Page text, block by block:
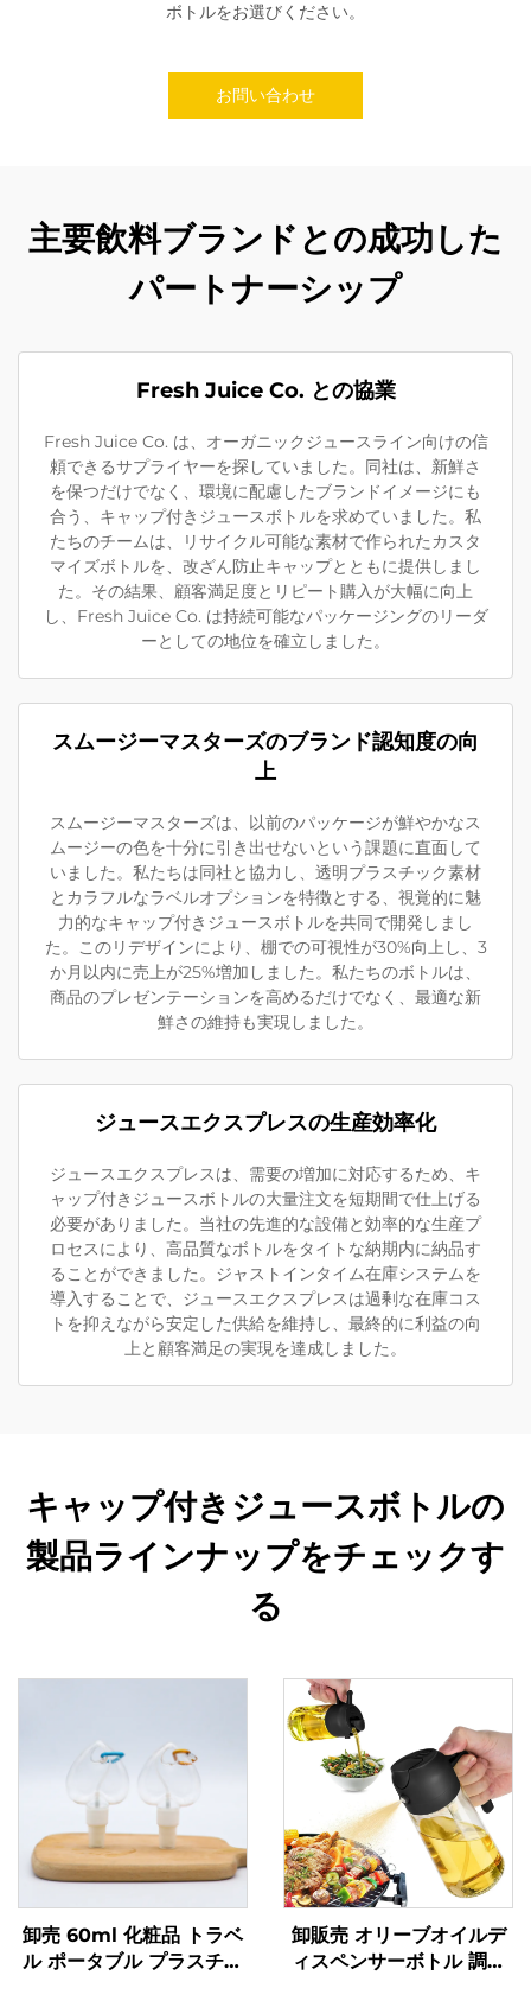
ボトルをお選びください。
お問い合わせ
主要飲料ブランドとの成功した
パートナーシップ
Fresh Juice Co. との協業
Fresh Juice Co. は、オーガニックジュースライン向けの信
頼できるサプライヤーを探していました。同社は、新鮮さ
を保つだけでなく、環境に配慮したブランドイメージにも
合う、キャップ付きジュースボトルを求めていました。私
たちのチームは、リサイクル可能な素材で作られたカスタ
マイズボトルを、改ざん防止キャップとともに提供しまし
た。その結果、顧客満足度とリピート購入が大幅に向上
し、Fresh Juice Co. は持続可能なパッケージングのリーダ
ーとしての地位を確立しました。
スムージーマスターズのブランド認知度の向
上
スムージーマスターズは、以前のパッケージが鮮やかなス
ムージーの色を十分に引き出せないという課題に直面して
いました。私たちは同社と協力し、透明プラスチック素材
とカラフルなラベルオプションを特徴とする、視覚的に魅
力的なキャップ付きジュースボトルを共同で開発しまし
た。このリデザインにより、棚での可視性が30%向上し、3
か月以内に売上が25%増加しました。私たちのボトルは、
商品のプレゼンテーションを高めるだけでなく、最適な新
鮮さの維持も実現しました。
ジュースエクスプレスの生産効率化
ジュースエクスプレスは、需要の増加に対応するため、キ
ャップ付きジュースボトルの大量注文を短期間で仕上げる
必要がありました。当社の先進的な設備と効率的な生産プ
ロセスにより、高品質なボトルをタイトな納期内に納品す
ることができました。ジャストインタイム在庫システムを
導入することで、ジュースエクスプレスは過剰な在庫コス
トを抑えながら安定した供給を維持し、最終的に利益の向
上と顧客満足の実現を達成しました。
キャップ付きジュースボトルの
製品ラインナップをチェックす
る
卸売 60ml 化粧品 トラベ
ル ポータブル プラスチッ
卸販売 オリーブオイルデ
ィスペンサーボトル 調理